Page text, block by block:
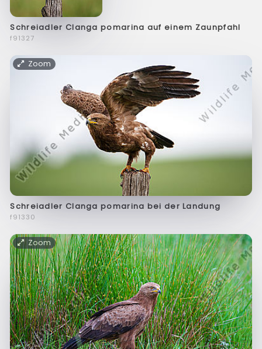
Schreiadler Clanga pomarina auf einem Zaunpfahl
f91327
Zoom
Schreiadler Clanga pomarina bei der Landung
f91330
Zoom